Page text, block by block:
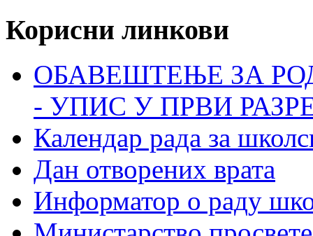
Корисни линкови
ОБАВЕШТЕЊЕ ЗА
- УПИС У ПРВИ
Календар рада за
Дан отворених врата
Информатор о раду